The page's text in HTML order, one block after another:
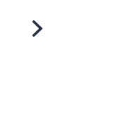
Scroll